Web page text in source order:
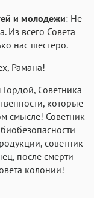
и молодежи: Не
Из всего Совета
нас шестеро.
Рамана!
Советника
которые
смысле! Советник
советник
после смерти
колонии!